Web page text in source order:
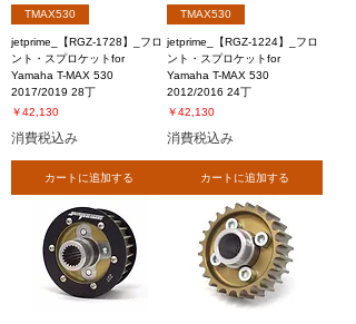
TMAX530
jetprime_【RGZ-1728】_フロ
ント・スプロケットfor
Yamaha T-MAX 530
2017/2019 28丁
価格
￥42,130
消費税込み
カートに追加する
TMAX530
jetprime_【RGZ-1224】_フロ
ント・スプロケットfor
Yamaha T-MAX 530
2012/2016 24丁
価格
￥42,130
消費税込み
カートに追加する